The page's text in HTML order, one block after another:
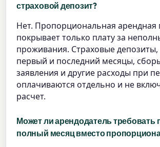
страховой депозит?
Нет. Пропорциональная арендная
покрывает только плату за
проживания. Страховые депозиты,
первый и последний месяцы,
заявления и другие расходы при
оплачиваются отдельно и не
расчет.
Может ли арендодатель требовать
полный месяц вместо